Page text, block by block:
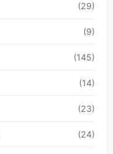
(29)
(9)
(145)
(14)
(23)
(24)